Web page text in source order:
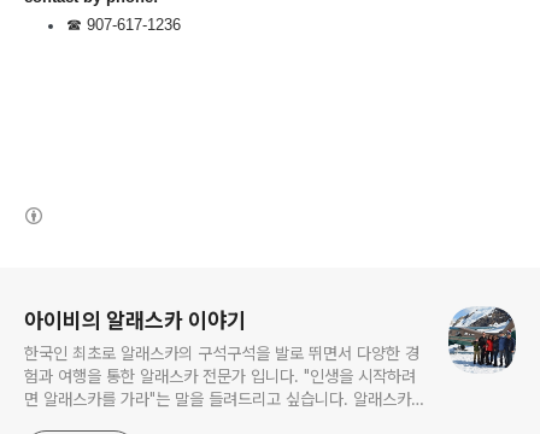
☎ 907-617-1236
아이비의 알래스카 이야기
한국인 최초로 알래스카의 구석구석을 발로 뛰면서 다양한 경
험과 여행을 통한 알래스카 전문가 입니다. "인생을 시작하려
면 알래스카를 가라"는 말을 들려드리고 싶습니다. 알래스카